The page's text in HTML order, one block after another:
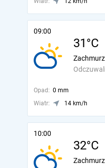
09:00
31°C
Opad: 0 mm
Wiatr:
14 km/h
10:00
32°C